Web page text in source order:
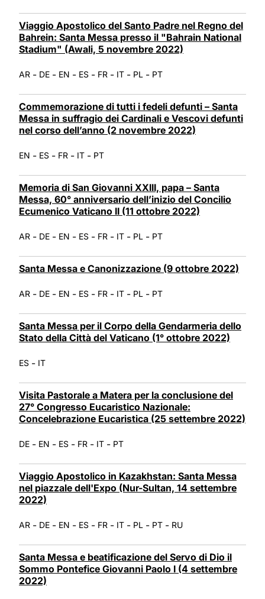
Viaggio Apostolico del Santo Padre nel Regno del
Bahrein: Santa Messa presso il "Bahrain National
Stadium" (Awali, 5 novembre 2022)
AR - DE - EN - ES - FR - IT - PL - PT
Commemorazione di tutti i fedeli defunti – Santa
Messa in suffragio dei Cardinali e Vescovi defunti
nel corso dell’anno (2 novembre 2022)
EN - ES - FR - IT - PT
Memoria di San Giovanni XXIII, papa – Santa
Messa, 60° anniversario dell’inizio del Concilio
Ecumenico Vaticano II (11 ottobre 2022)
AR - DE - EN - ES - FR - IT - PL - PT
Santa Messa e Canonizzazione (9 ottobre 2022)
AR - DE - EN - ES - FR - IT - PL - PT
Santa Messa per il Corpo della Gendarmeria dello
Stato della Città del Vaticano (1° ottobre 2022)
ES - IT
Visita Pastorale a Matera per la conclusione del
27° Congresso Eucaristico Nazionale:
Concelebrazione Eucaristica (25 settembre 2022)
DE - EN - ES - FR - IT - PT
Viaggio Apostolico in Kazakhstan: Santa Messa
nel piazzale dell'Expo (Nur-Sultan, 14 settembre
2022)
AR - DE - EN - ES - FR - IT - PL - PT - RU
Santa Messa e beatificazione del Servo di Dio il
Sommo Pontefice Giovanni Paolo I (4 settembre
2022)